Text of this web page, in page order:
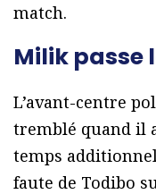
match.
Milik passe
L’avant-centre
tremblé quand il
temps
faute de Todibo